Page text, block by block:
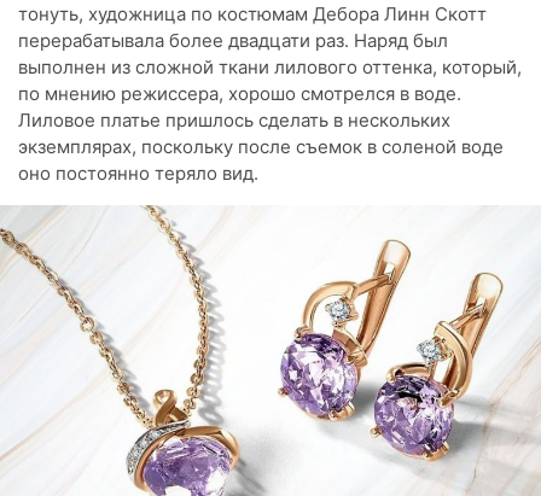
тонуть, художница по костюмам Дебора Линн Скотт
перерабатывала более двадцати раз. Наряд был
выполнен из сложной ткани лилового оттенка, который,
по мнению режиссера, хорошо смотрелся в воде.
Лиловое платье пришлось сделать в нескольких
экземплярах, поскольку после съемок в соленой воде
оно постоянно теряло вид.